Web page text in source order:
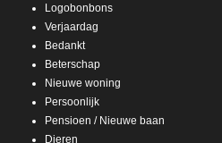
Logobonbons
Verjaardag
Bedankt
Beterschap
Nieuwe woning
Persoonlijk
Pensioen / Nieuwe baan
Dieren